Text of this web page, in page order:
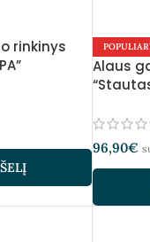
rinkinys
Alaus
96,90€